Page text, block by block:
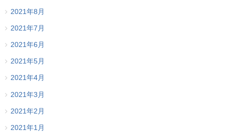
2021年8月
2021年7月
2021年6月
2021年5月
2021年4月
2021年3月
2021年2月
2021年1月